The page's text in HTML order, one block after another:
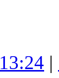
13:24 |